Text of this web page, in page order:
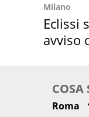
Milano
Eclissi
avviso